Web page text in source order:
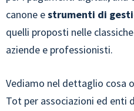
canone estrumenti di
quelli proposti nelle
aziende e professionisti.
Vediamo nel dettaglio cosa
Tot per associazioni ed enti